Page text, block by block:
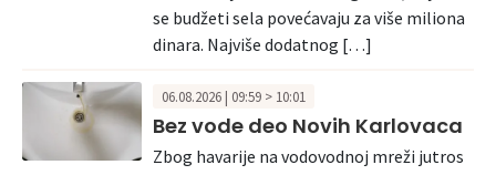
se budžeti sela povećavaju za više miliona
dinara. Najviše dodatnog […]
06.08.2026 | 09:59 > 10:01
Bez vode deo Novih Karlovaca
Zbog havarije na vodovodnoj mreži jutros